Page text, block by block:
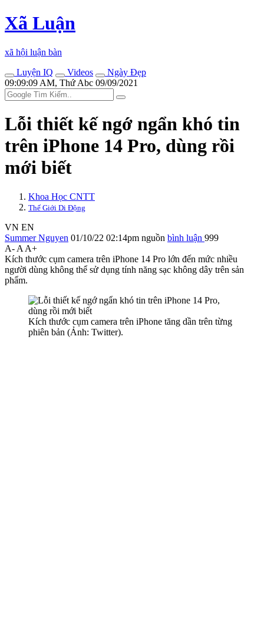
Xã Luận
xã hội luận bàn
Luyện IQ
Videos
Ngày Đẹp
09:09:09 AM, Thứ Abc 09/09/2021
Lỗi thiết kế ngớ ngẩn khó tin
trên iPhone 14 Pro, dùng rồi
mới biết
Khoa Học CNTT
Thế Giới Di Động
VN EN
Summer Nguyen 01/10/22 02:14pm nguồn bình luận 999
A- A A+
Kích thước cụm camera trên iPhone 14 Pro lớn đến mức nhiều
người dùng không thể sử dụng tính năng sạc không dây trên sản
phẩm.
Kích thước cụm camera trên iPhone tăng dần trên từng
phiên bản (Ảnh: Twitter).